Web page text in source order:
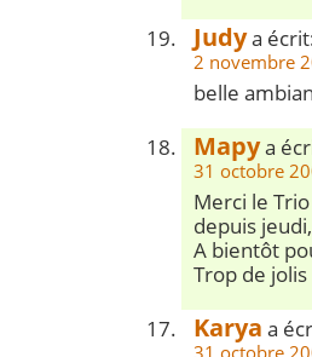
Judya
2 novembre
belle
Mapya
31 octobre
Merci le
depuis
A bientôt
Trop de
Karya a
31 octobre